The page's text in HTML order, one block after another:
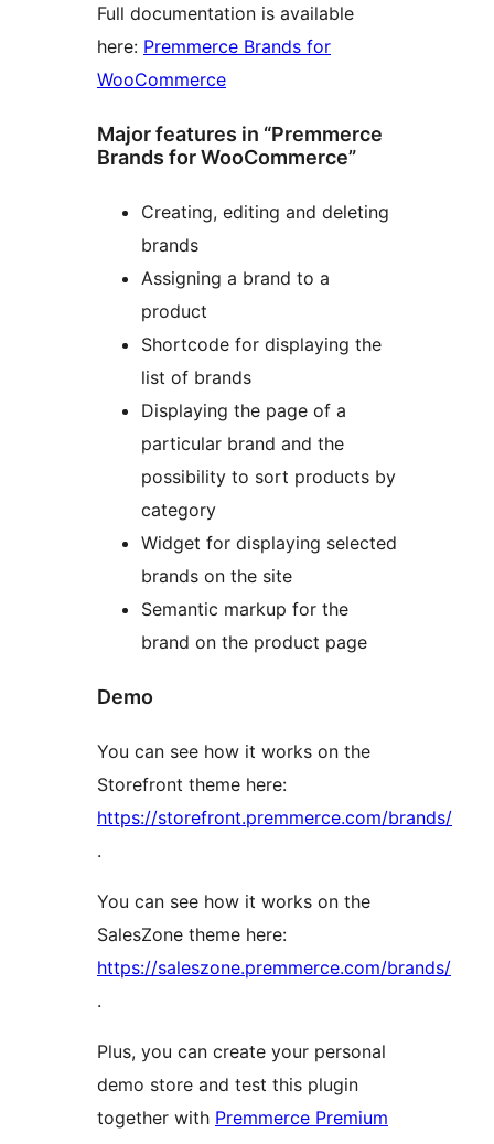
Full documentation is available
here: Premmerce Brands for
WooCommerce
Major features in “Premmerce
Brands for WooCommerce”
Creating, editing and deleting
brands
Assigning a brand to a
product
Shortcode for displaying the
list of brands
Displaying the page of a
particular brand and the
possibility to sort products by
category
Widget for displaying selected
brands on the site
Semantic markup for the
brand on the product page
Demo
You can see how it works on the
Storefront theme here:
https://storefront.premmerce.com/brands/
.
You can see how it works on the
SalesZone theme here:
https://saleszone.premmerce.com/brands/
.
Plus, you can create your personal
demo store and test this plugin
together with Premmerce Premium